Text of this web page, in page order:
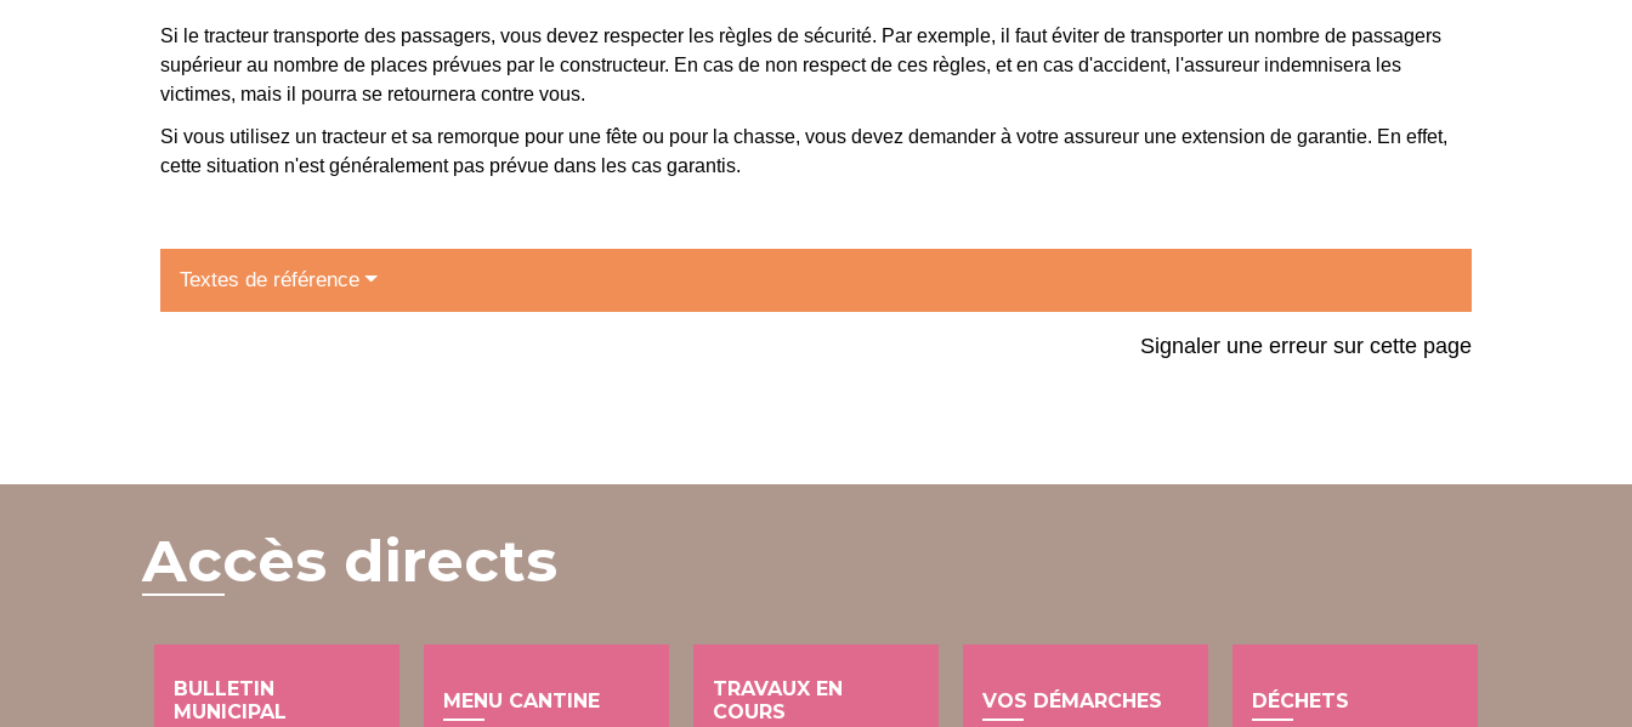
Si le tracteur transporte des passagers, vous devez respecter les règles de sécurité. Par exemple, il faut éviter de transporter un nombre de passagers
supérieur au nombre de places prévues par le constructeur. En cas de non respect de ces règles, et en cas d'accident, l'assureur indemnisera les
victimes, mais il pourra se retournera contre vous.
Si vous utilisez un tracteur et sa remorque pour une fête ou pour la chasse, vous devez demander à votre assureur une extension de garantie. En effet,
cette situation n'est généralement pas prévue dans les cas garantis.
Textes de référence
Signaler une erreur sur cette page
Accès directs
BULLETIN
MUNICIPAL
MENU CANTINE
TRAVAUX EN
COURS
VOS DÉMARCHES DÉCHETS